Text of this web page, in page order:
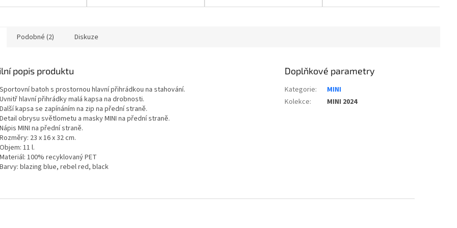
Podobné (2) Diskuze
popis produktu
Sportovní batoh s prostornou hlavní přihrádkou na stahování.
Uvnitř hlavní přihrádky malá kapsa na drobnosti.
Další kapsa se zapínáním na zip na přední straně.
Detail obrysu světlometu a masky MINI na přední straně.
Nápis MINI na přední straně.
Rozměry: 23 x 16 x 32 cm.
Objem: 11 l.
Materiál: 100% recyklovaný PET
Barvy: blazing blue, rebel red, black
Doplňkové parametry
Kategorie:
MINI
Kolekce: MINI 2024